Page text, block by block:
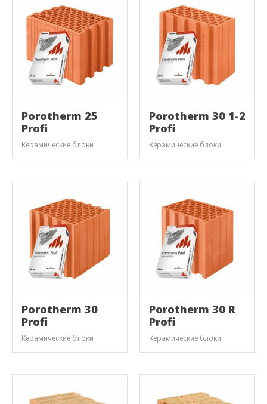
Porotherm 25
Profi
Керамические блоки
Porotherm 30 1-2
Profi
Керамические блоки
Porotherm 30
Profi
Керамические блоки
Porotherm 30 R
Profi
Керамические блоки